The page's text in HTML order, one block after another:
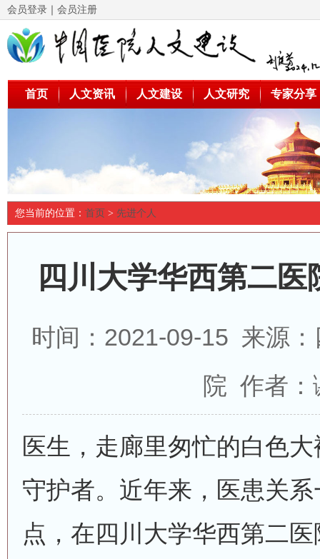
会员登录 ｜ 会员注册
首页 人文资讯 人文建设 人文研究 专家分享
您当前的位置： 首页 > 先进个人
四川大学华西第二
时间：2021-09-15 来源
院 作者：
医生，走廊里匆忙的白色
守护者。近年来，医患关
点，在四川大学华西第二